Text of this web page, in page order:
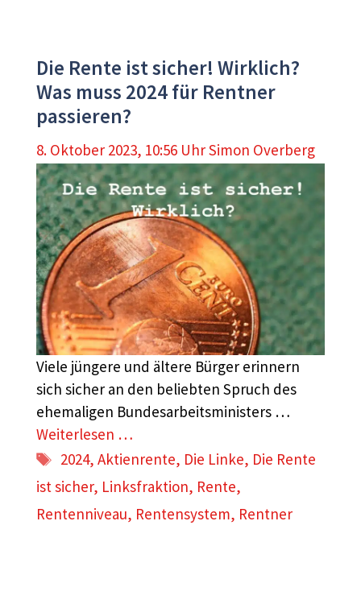
Die Rente ist sicher! Wirklich?
Was muss 2024 für Rentner
passieren?
8. Oktober 2023, 10:56 UhrSimon Overberg
Viele jüngere und ältere Bürger erinnern
sich sicher an den beliebten Spruch des
ehemaligen Bundesarbeitsministers …
Weiterlesen …
Schlagwörter
2024,Aktienrente, Die Linke, Die Rente
ist sicher, Linksfraktion, Rente,
Rentenniveau, Rentensystem, Rentner